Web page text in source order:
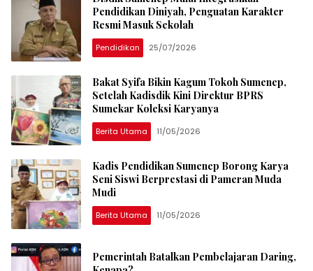
Pendidikan Diniyah, Penguatan Karakter
Resmi Masuk Sekolah
Pendidikan 25/07/2026
Bakat Syifa Bikin Kagum Tokoh Sumenep,
Setelah Kadisdik Kini Direktur BPRS
Sumekar Koleksi Karyanya
Berita Utama 11/05/2026
Kadis Pendidikan Sumenep Borong Karya
Seni Siswi Berprestasi di Pameran Muda
Mudi
Berita Utama 11/05/2026
Pemerintah Batalkan Pembelajaran Daring,